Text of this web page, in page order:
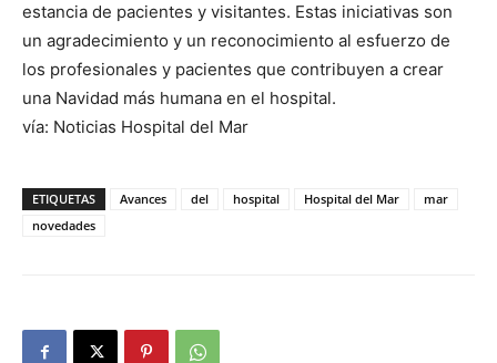
estancia de pacientes y visitantes. Estas iniciativas son
un agradecimiento y un reconocimiento al esfuerzo de
los profesionales y pacientes que contribuyen a crear
una Navidad más humana en el hospital.
vía: Noticias Hospital del Mar
ETIQUETAS Avances del hospital Hospital del Mar
mar
novedades